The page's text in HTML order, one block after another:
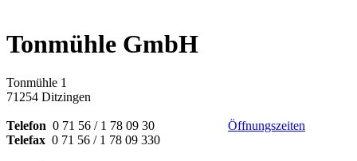
Tonmühle GmbH
Tonmühle 1
71254 Ditzingen
Telefon 0 71 56 / 1 78 09 30 Öffnungszeiten
Telefax 0 71 56 / 1 78 09 330